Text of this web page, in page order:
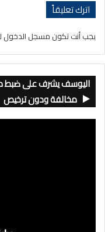
اترك تعليقاً
يجب أنت تكون مسجل الدخول
اليوسف يشرف على ضبط
مخالفة ودون ترخيص